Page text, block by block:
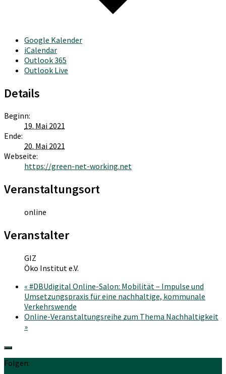
Google Kalender
iCalendar
Outlook 365
Outlook Live
Details
Beginn:
19. Mai 2021
Ende:
20. Mai 2021
Webseite:
https://green-net-working.net
Veranstaltungsort
online
Veranstalter
GIZ
Öko Institut e.V.
« #DBUdigital Online-Salon: Mobilität – Impulse und
Umsetzungspraxis für eine nachhaltige, kommunale
Verkehrswende
Online-Veranstaltungsreihe zum Thema Nachhaltigkeit
»
Folgen: